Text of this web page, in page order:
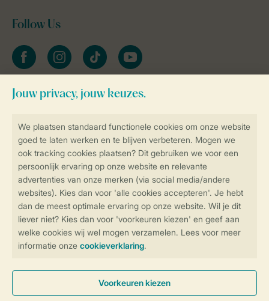
Controle over jouw gegevens &
Instellingen wijzigen
Veilig en snel online boeken
Veilige gegevensoverdracht
Veilige betaling
Follow Us
facebookinstagramtiktok youtube
Blijf op de hoogte